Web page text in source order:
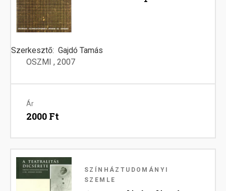
Szerkesztő Gajdó Tamás
OSZMI
2007
Ár
2000 Ft
Image
SZÍNHÁZTUDOMÁNYI
SZEMLE